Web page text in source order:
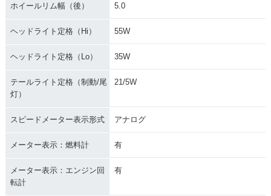
ホイールリム幅（後） 5.0
ヘッドライト定格（Hi） 55W
ヘッドライト定格（Lo） 35W
テールライト定格（制動/尾
灯）
21/5W
スピードメーター表示形式 アナログ
メーター表示：燃料計 有
メーター表示：エンジン回
転計
有